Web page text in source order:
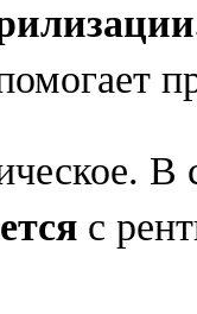
В
с